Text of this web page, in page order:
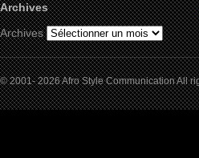
Archives
Archives
© 2001- 2026 Afro Style Communication All